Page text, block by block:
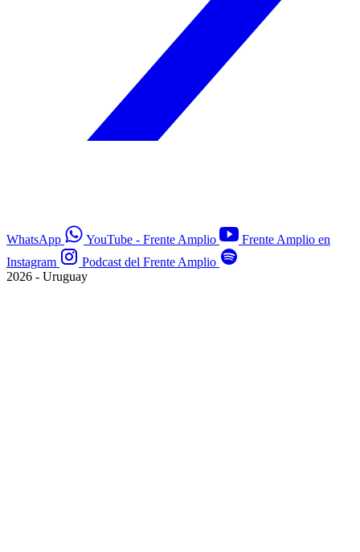
WhatsApp YouTube - Frente Amplio
Frente Amplio en
Instagram
Podcast del Frente Amplio
2026 - Uruguay